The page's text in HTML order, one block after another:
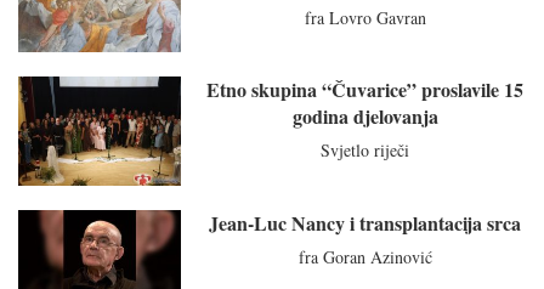
fra Lovro Gavran
Etno skupina “Čuvarice” proslavile 15
godina djelovanja
Svjetlo riječi
Jean-Luc Nancy i transplantacija srca
fra Goran Azinović